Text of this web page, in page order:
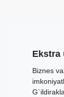
Ekstra
Biznes